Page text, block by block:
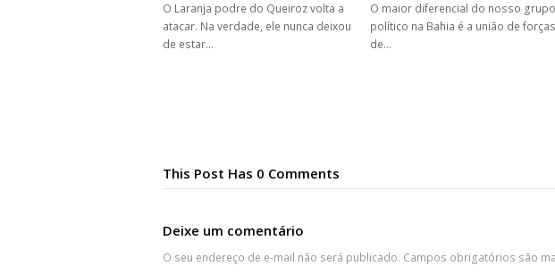
O Laranja podre do Queiroz volta a
atacar. Na verdade, ele nunca deixou
de estar…
O maior diferencial do nosso grupo
político na Bahia é a união de forças
de…
This Post Has 0 Comments
Deixe um comentário
O seu endereço de e-mail não será publicado. Campos obrigatórios são